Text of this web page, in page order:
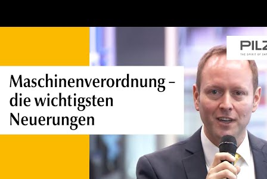
Mehr Effizienz, weniger Aufwand – entdecke die KI-Funktionen für
KI Funktionen entdecken
Produkte
Produkte entdecken